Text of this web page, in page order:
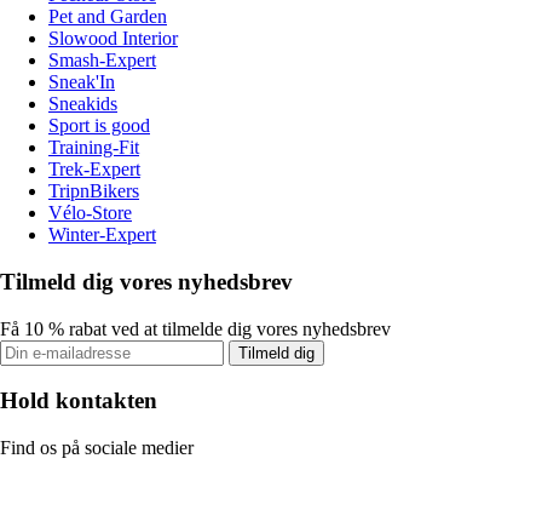
Pet and Garden
Slowood Interior
Smash-Expert
Sneak'In
Sneakids
Sport is good
Training-Fit
Trek-Expert
TripnBikers
Vélo-Store
Winter-Expert
Tilmeld dig vores nyhedsbrev
Få 10 % rabat ved at tilmelde dig vores nyhedsbrev
Tilmeld dig
Hold kontakten
Find os på sociale medier